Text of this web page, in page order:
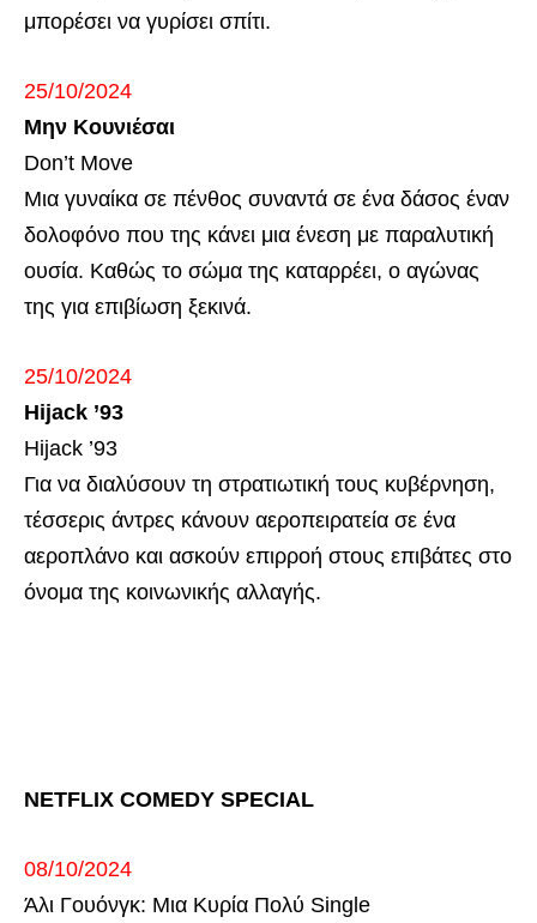
μπορέσει να γυρίσει σπίτι.
25/10/2024
Μην Κουνιέσαι
Don’t Move
Μια γυναίκα σε πένθος συναντά σε ένα δάσος έναν
δολοφόνο που της κάνει μια ένεση με παραλυτική
ουσία. Καθώς το σώμα της καταρρέει, ο αγώνας
της για επιβίωση ξεκινά.
25/10/2024
Hijack ’93
Hijack ’93
Για να διαλύσουν τη στρατιωτική τους κυβέρνηση,
τέσσερις άντρες κάνουν αεροπειρατεία σε ένα
αεροπλάνο και ασκούν επιρροή στους επιβάτες στο
όνομα της κοινωνικής αλλαγής.
NETFLIX COMEDY SPECIAL
08/10/2024
Άλι Γουόνγκ: Μια Κυρία Πολύ Single